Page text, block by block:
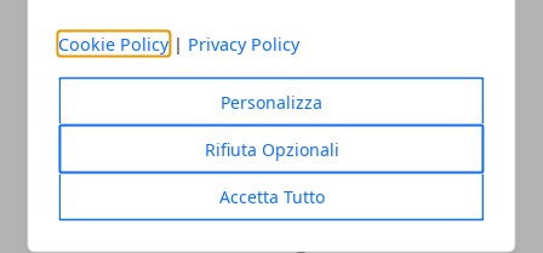
Cookie Policy | Privacy Policy
Personalizza
Rifiuta Opzionali
Accetta Tutto